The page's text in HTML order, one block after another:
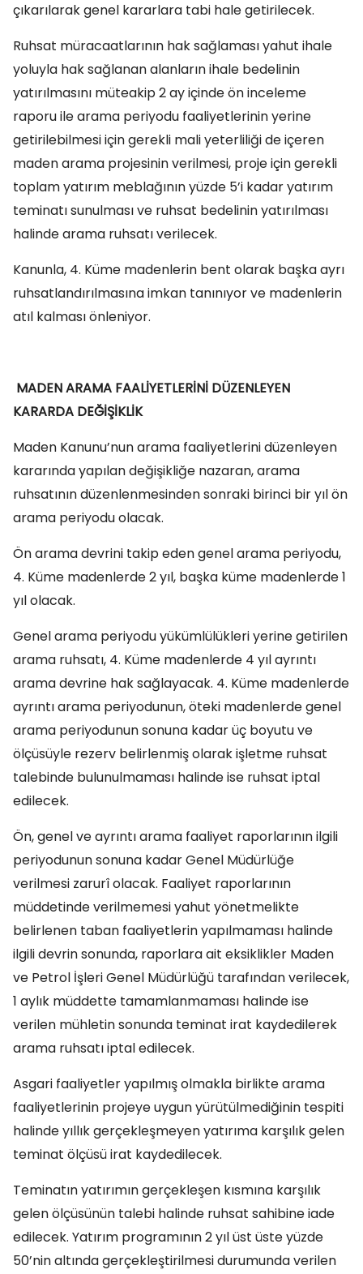
çıkarılarak genel kararlara tabi hale getirilecek.
Ruhsat müracaatlarının hak sağlaması yahut ihale
yoluyla hak sağlanan alanların ihale bedelinin
yatırılmasını müteakip 2 ay içinde ön inceleme
raporu ile arama periyodu faaliyetlerinin yerine
getirilebilmesi için gerekli mali yeterliliği de içeren
maden arama projesinin verilmesi, proje için gerekli
toplam yatırım meblağının yüzde 5’i kadar yatırım
teminatı sunulması ve ruhsat bedelinin yatırılması
halinde arama ruhsatı verilecek.
Kanunla, 4. Küme madenlerin bent olarak başka ayrı
ruhsatlandırılmasına imkan tanınıyor ve madenlerin
atıl kalması önleniyor.
MADEN ARAMA FAALİYETLERİNİ DÜZENLEYEN
KARARDA DEĞİŞİKLİK
Maden Kanunu’nun arama faaliyetlerini düzenleyen
kararında yapılan değişikliğe nazaran, arama
ruhsatının düzenlenmesinden sonraki birinci bir yıl ön
arama periyodu olacak.
Ön arama devrini takip eden genel arama periyodu,
4. Küme madenlerde 2 yıl, başka küme madenlerde 1
yıl olacak.
Genel arama periyodu yükümlülükleri yerine getirilen
arama ruhsatı, 4. Küme madenlerde 4 yıl ayrıntı
arama devrine hak sağlayacak. 4. Küme madenlerde
ayrıntı arama periyodunun, öteki madenlerde genel
arama periyodunun sonuna kadar üç boyutu ve
ölçüsüyle rezerv belirlenmiş olarak işletme ruhsat
talebinde bulunulmaması halinde ise ruhsat iptal
edilecek.
Ön, genel ve ayrıntı arama faaliyet raporlarının ilgili
periyodunun sonuna kadar Genel Müdürlüğe
verilmesi zarurî olacak. Faaliyet raporlarının
müddetinde verilmemesi yahut yönetmelikte
belirlenen taban faaliyetlerin yapılmaması halinde
ilgili devrin sonunda, raporlara ait eksiklikler Maden
ve Petrol İşleri Genel Müdürlüğü tarafından verilecek,
1 aylık müddette tamamlanmaması halinde ise
verilen mühletin sonunda teminat irat kaydedilerek
arama ruhsatı iptal edilecek.
Asgari faaliyetler yapılmış olmakla birlikte arama
faaliyetlerinin projeye uygun yürütülmediğinin tespiti
halinde yıllık gerçekleşmeyen yatırıma karşılık gelen
teminat ölçüsü irat kaydedilecek.
Teminatın yatırımın gerçekleşen kısmına karşılık
gelen ölçüsünün talebi halinde ruhsat sahibine iade
edilecek. Yatırım programının 2 yıl üst üste yüzde
50’nin altında gerçekleştirilmesi durumunda verilen